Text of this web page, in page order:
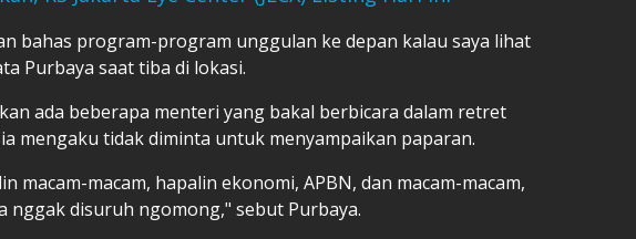
bahas program-program unggulan ke depan kalau saya lihat
Purbaya saat tiba di lokasi.
ada beberapa menteri yang bakal berbicara dalam retret
mengaku tidak diminta untuk menyampaikan paparan.
macam-macam, hapalin ekonomi, APBN, dan macam-macam,
nggak disuruh ngomong," sebut Purbaya.